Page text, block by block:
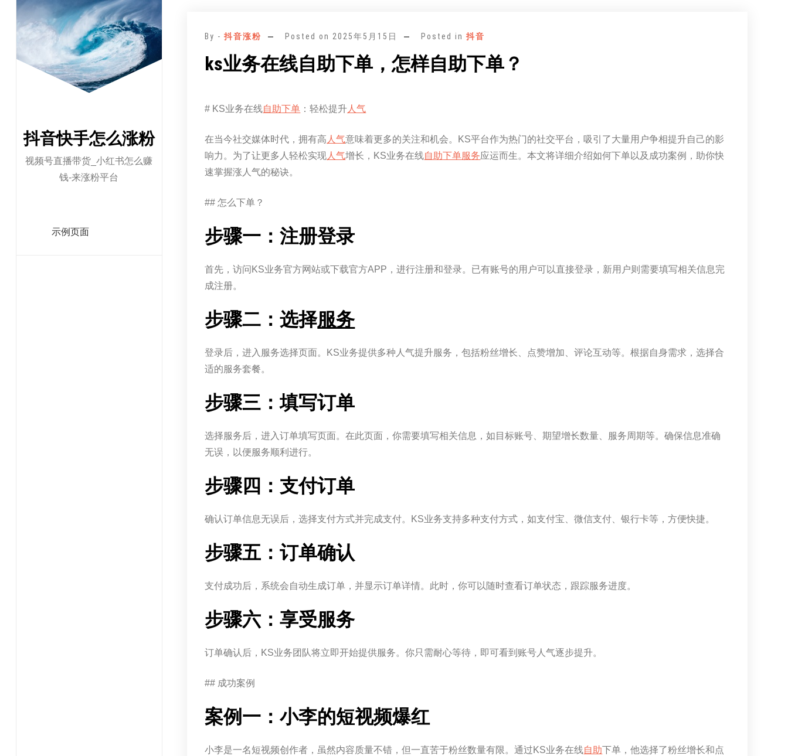
抖音快手怎么涨粉
视频号直播带货_小红书怎么赚
钱-来涨粉平台
示例页面
By -抖音涨粉 Posted on 2025年5月15日 Posted in抖音
ks业务在线自助下单，怎样自助下单？
# KS业务在线自助下单 ：轻松提升 人气
在当今社交媒体时代，拥有高 人气意味着更多的关注和机会。KS平台作为热门的社交平台，吸引了大量用户争相提升自己的影
响力。为了让更多人轻松实现 人气增长，KS业务在线自助下单服务应运而生。本文将详细介绍如何下单以及成功案例，助你快
速掌握涨人气的秘诀。
## 怎么下单？
步骤一：注册登录
首先，访问KS业务官方网站或下载官方APP，进行注册和登录。已有账号的用户可以直接登录，新用户则需要填写相关信息完
成注册。
步骤二：选择服务
登录后，进入服务选择页面。KS业务提供多种人气提升服务，包括粉丝增长、点赞增加、评论互动等。根据自身需求，选择合
适的服务套餐。
步骤三：填写订单
选择服务后，进入订单填写页面。在此页面，你需要填写相关信息，如目标账号、期望增长数量、服务周期等。确保信息准确
无误，以便服务顺利进行。
步骤四：支付订单
确认订单信息无误后，选择支付方式并完成支付。KS业务支持多种支付方式，如支付宝、微信支付、银行卡等，方便快捷。
步骤五：订单确认
支付成功后，系统会自动生成订单，并显示订单详情。此时，你可以随时查看订单状态，跟踪服务进度。
步骤六：享受服务
订单确认后，KS业务团队将立即开始提供服务。你只需耐心等待，即可看到账号人气逐步提升。
## 成功案例
案例一：小李的短视频爆红
小李是一名短视频创作者，虽然内容质量不错，但一直苦于粉丝数量有限。通过KS业务在线自助下单，他选择了粉丝增长和点